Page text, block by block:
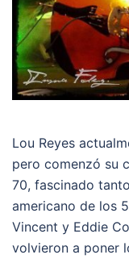
Lou Reyes
pero comenzó su
70, fascinado
americano de los
Vincent y Eddie
volvieron a poner